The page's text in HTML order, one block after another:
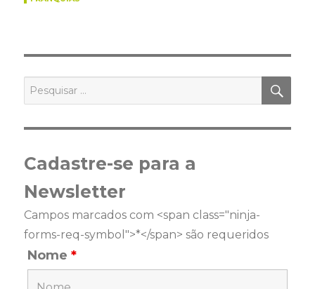
por:
Cadastre-se para a
Newsletter
Campos marcados com <span class="ninja-
forms-req-symbol">*</span> são requeridos
Nome*